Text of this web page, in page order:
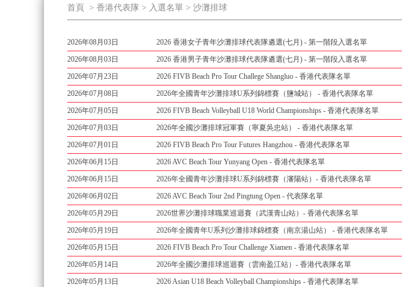
首頁 > 香港代表隊 > 入選名單 > 沙灘排球
2026年08月03日 2026 香港女子青年沙灘排球代表隊遴選(七月) - 第一階段入選名單
2026年08月03日
2026 香港男子青年沙灘排球代表隊遴選(七月) - 第一階段入選名單
2026年07月23日
2026 FIVB Beach Pro Tour Challege Shangluo - 香港代表隊名單
2026年07月08日
2026年全國青年沙灘排球U系列錦標賽（鹽城站） - 香港代表隊名單
2026年07月05日
2026 FIVB Beach Volleyball U18 World Championships - 香港代表隊名單
2026年07月03日
2026年全國沙灘排球冠軍賽（寧夏吳忠站） - 香港代表隊名單
2026年07月01日
2026 FIVB Beach Pro Tour Futures Hangzhou - 香港代表隊名單
2026年06月15日
2026 AVC Beach Tour Yunyang Open - 香港代表隊名單
2026年06月15日
2026年全國青年沙灘排球U系列錦標賽（瀋陽站）- 香港代表隊名單
2026年06月02日
2026 AVC Beach Tour 2nd Pingtung Open - 代表隊名單
2026年05月29日
2026世界沙灘排球職業巡迴賽（武漢青山站）- 香港代表隊名單
2026年05月19日
2026年全國青年U系列沙灘排球錦標賽（南京湯山站） - 香港代表隊名單
2026年05月15日
2026 FIVB Beach Pro Tour Challenge Xiamen - 香港代表隊名單
2026年05月14日
2026年全國沙灘排球巡迴賽（雲南盈江站）- 香港代表隊名單
2026年05月13日
2026 Asian U18 Beach Volleyball Championships - 香港代表隊名單